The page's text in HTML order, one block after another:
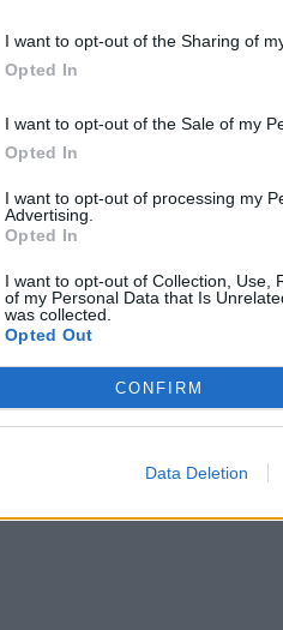
I want to opt-out of the Sharing of
Opted In
I want to opt-out of the Sale of my
Opted In
I want to opt-out of processing my
Advertising.
Opted In
I want to opt-out of Collection, Use,
of my Personal Data that Is
was collected.
Opted Out
CONFIRM
Data Deletion